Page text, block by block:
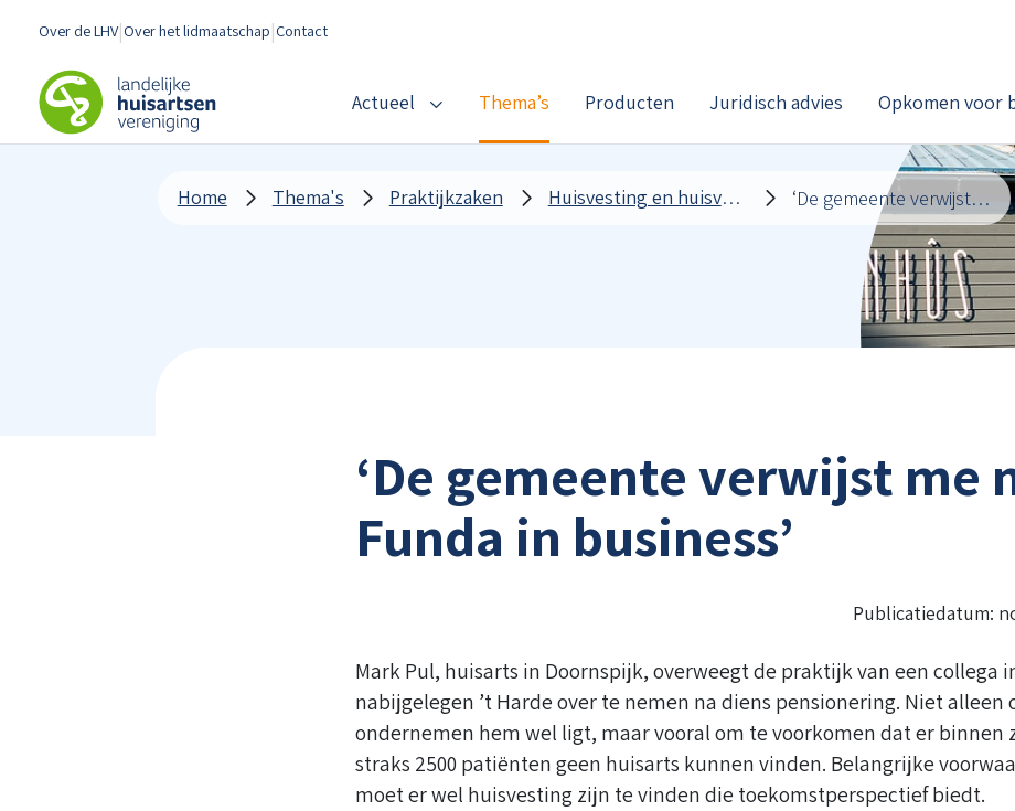
Over de LHV Over het lidmaatschap Contact
LHV
Actueel Thema’s Producten Juridisch advies Opkomen voor
Home Thema's Praktijkzaken Huisvesting en huisvestingsproblemen ‘De gemeente verwijst me naar Funda in business’
‘De gemeente verwijst me
Funda in business’
Publicatiedatum:
Mark Pul, huisarts in Doornspijk, overweegt de praktijk van een collega
nabijgelegen ’t Harde over te nemen na diens pensionering. Niet alleen
ondernemen hem wel ligt, maar vooral om te voorkomen dat er binnen
straks 2500 patiënten geen huisarts kunnen vinden. Belangrijke
moet er wel huisvesting zijn te vinden die toekomstperspectief biedt.